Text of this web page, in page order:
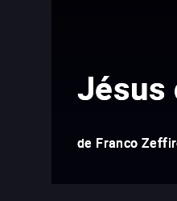
Jésus
de Franco